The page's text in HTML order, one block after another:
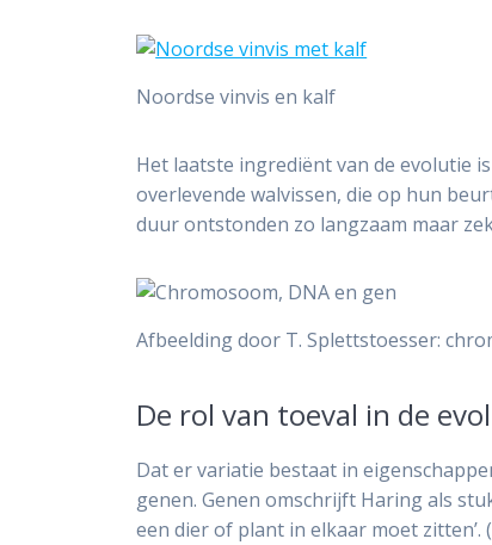
Noordse vinvis en kalf
Het laatste ingrediënt van de evolutie
overlevende walvissen, die op hun
duur ontstonden zo langzaam maar
Afbeelding door T. Splettstoesser:
De rol van toeval in de
Dat er variatie bestaat in
genen. Genen omschrijft Haring als
een dier of plant in elkaar moet zitten’. (